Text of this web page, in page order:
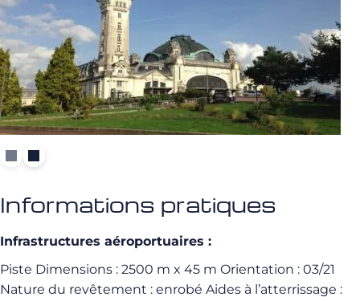
Informations pratiques
Infrastructures aéroportuaires :
Piste Dimensions : 2500 m x 45 m Orientation : 03/21
Nature du revêtement : enrobé Aides à l’atterrissage :